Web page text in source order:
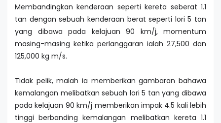
Membandingkan kenderaan seperti kereta seberat 1.1
tan dengan sebuah kenderaan berat seperti lori 5 tan
yang dibawa pada kelajuan 90 km/j, momentum
masing-masing ketika perlanggaran ialah 27,500 dan
125,000 kg m/s.
Tidak pelik, malah ia memberikan gambaran bahawa
kemalangan melibatkan sebuah lori 5 tan yang dibawa
pada kelajuan 90 km/j memberikan impak 4.5 kali lebih
tinggi berbanding kemalangan melibatkan kereta 1.1